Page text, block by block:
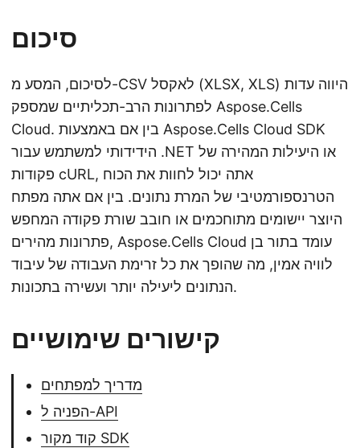
סיכום
לסיכום, המסע מ-CSV לאקסל (XLSX, XLS) היווה עדות
לפתרונות הרב-תכליתיים שמספק Aspose.Cells
Cloud. בין אם באמצעות Aspose.Cells Cloud SDK
הידידותי למשתמש עבור .NET או היעילות המהירה של
פקודות cURL, אתה יכול לחוות את הכוח
הטרנספורמטיבי של המרת נתונים. בין אם אתה מפתח
היוצר יישומים מתוחכמים או חובב שורת פקודה המחפש
פתרונות מהירים, Aspose.Cells Cloud עומד בתור בן
לוויה אמין, מה שהופך את כל זרימת העבודה של עיבוד
הנתונים ליעילה יותר ועשירה בתכונות.
קישורים שימושיים
מדריך למפתחים
הפניה ל-API
קוד מקור SDK